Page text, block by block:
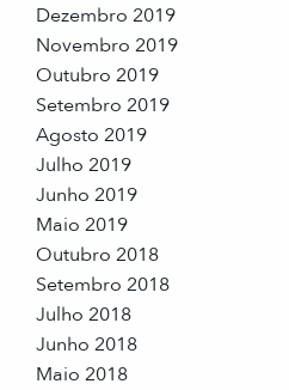
Dezembro 2019
Novembro 2019
Outubro 2019
Setembro 2019
Agosto 2019
Julho 2019
Junho 2019
Maio 2019
Outubro 2018
Setembro 2018
Julho 2018
Junho 2018
Maio 2018